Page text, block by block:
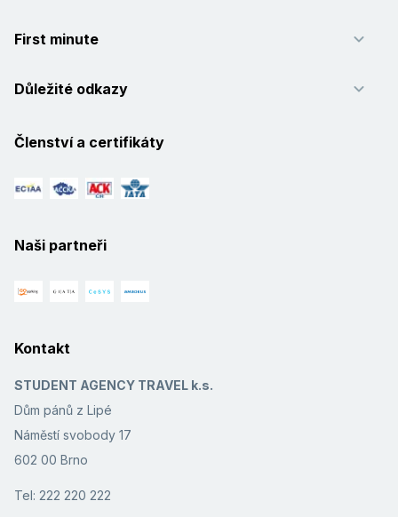
First minute
Důležité odkazy
Členství a certifikáty
Naši partneři
Kontakt
STUDENT AGENCY TRAVEL k.s.
Dům pánů z Lipé
Náměstí svobody 17
602 00 Brno
Tel: 222 220 222